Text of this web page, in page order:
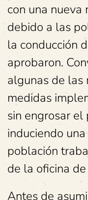
con una nueva
debido a las
la conducción
aprobaron.
algunas de las
medidas
sin engrosar
induciendo
población
de la oficina
Antes de